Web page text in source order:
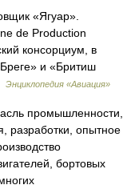
«Ягуар».
de Production
консорциум, в
и «Бритиш
Энциклопедия «Авиация»
промышленности,
разработки, опытное
бортовых